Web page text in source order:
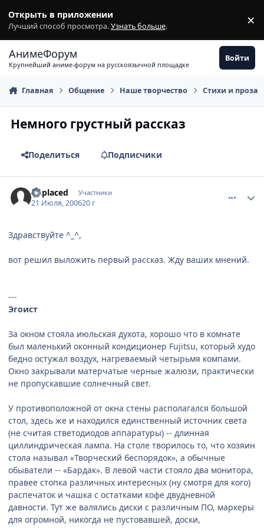
Открыть в приложении
Лучший способ просмотра.Узнать больше. ×
АнимеФорум
Крупнейший аниме-форум на русскоязычной площадке
Войти
Главная Общение Наше творчество Стихи и проза
Немного грустный рассказ
Поделиться Подписчики
unplaced Участники
21 Июля, 200620 г
Здравствуйте ^_^,
вот решил выложить первый рассказ. Жду ваших мнений.
---
Эгоист
За окном стояла июльская духота, хорошо что в комнате
был маленький оконный кондиционер Fujitsu, который худо
бедно остужал воздух, нагреваемый четырьмя компами.
Окно закрывали матерчатые черные жалюзи, практически
не пропускавшие солнечный свет.
У противоположной от окна стены располагался большой
стол, здесь же и находился единственный источник света
(не считая стветодиодов аппаратуры) -- длинная
циллиндрическая лампа. На столе творилось то, что хозяин
стола называл «Творческий беспорядок», а обычные
обыватели -- «Бардак». В левой части стояло два монитора,
правее стопка различных интересных (ну смотря для кого)
распечаток и чашка с остатками кофе двудневной
давности. Тут же валялись диски с различным ПО, маркеры
для огромной, никогда не пустовавшей, доски,